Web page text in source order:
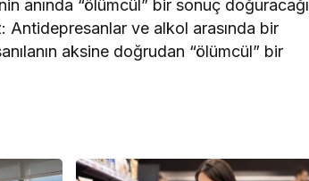
anında “ölümcül” bir sonuç doğuracağı
Antidepresanlar ve alkol arasında bir
aksine doğrudan “ölümcül” bir